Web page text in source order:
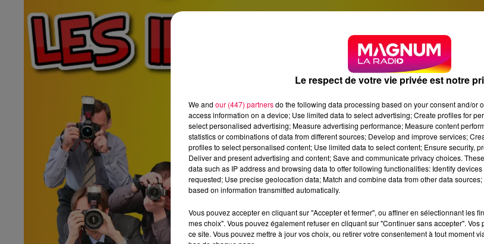
Le respect de votre vie privée est notre
We and our (447) partnersdo the following data processing based on your consent and/or
access information on a device; Use limited data to select advertising; Create profiles for
select personalised advertising; Measure advertising performance; Measure content
statistics or combinations of data from different sources; Develop and improve services;
profiles to select personalised content; Use limited data to select content; Ensure security,
Deliver and present advertising and content; Save and communicate privacy choices.
data such as IP address and browsing data to offer following functionalities: Identify
requested; Use precise geolocation data; Match and combine data from other data
based on information transmitted automatically.
Vous pouvez accepter en cliquant sur "Accepter et fermer", ou affiner en sélectionnant les
mes choix". Vous pouvez également refuser en cliquant sur "Continuer sans accepter".
ce site. Vous pouvez mettre à jour vos choix, ou retirer votre consentement à tout moment